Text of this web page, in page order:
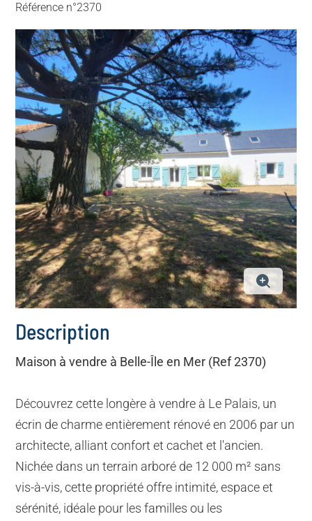
Référence n°2370
Description
Maison à vendre à Belle-Île en Mer (Ref 2370)
Découvrez cette longère à vendre à Le Palais, un
écrin de charme entièrement rénové en 2006 par un
architecte, alliant confort et cachet et l'ancien.
Nichée dans un terrain arboré de 12 000 m² sans
vis-à-vis, cette propriété offre intimité, espace et
sérénité, idéale pour les familles ou les